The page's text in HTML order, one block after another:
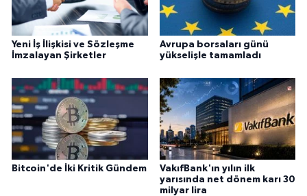
Yeni İş İlişkisi ve Sözleşme
İmzalayan Şirketler
Avrupa borsaları günü
yükselişle tamamladı
Bitcoin'de İki Kritik Gündem
VakıfBank'ın yılın ilk
yarısında net dönem karı 30
milyar lira